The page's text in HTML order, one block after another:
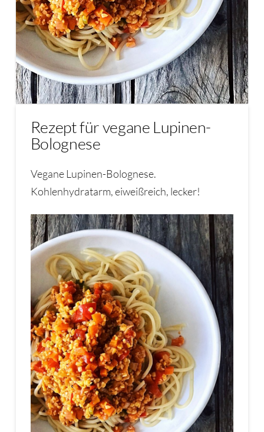
Rezept für vegane Lupinen-
Bolognese
Vegane Lupinen-Bolognese.
Kohlenhydratarm, eiweißreich, lecker!